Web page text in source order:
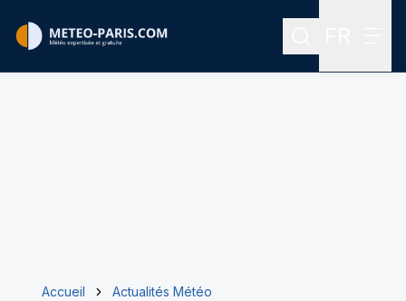
Rechercher
Accueil
Actualités Météo